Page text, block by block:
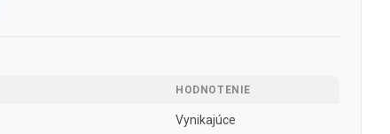
HODNOTENIE
Vynikajúce